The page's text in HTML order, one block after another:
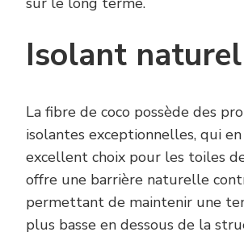
Isolant naturel
La fibre de coco possède des
isolantes exceptionnelles, qui
excellent choix pour les toiles
offre une barrière naturelle
permettant de maintenir une
plus basse en dessous de la